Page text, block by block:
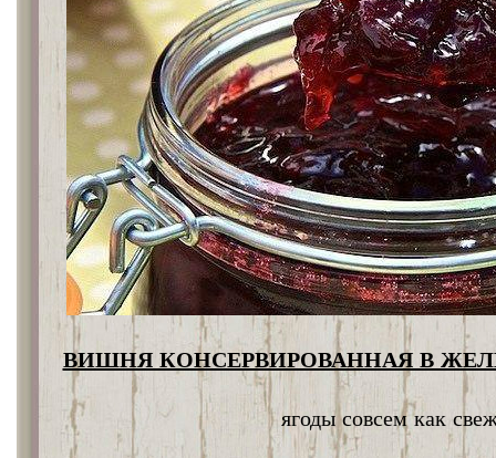
ВИШНЯ КОНСЕРВИРОВАННАЯ В
ягоды совсем как